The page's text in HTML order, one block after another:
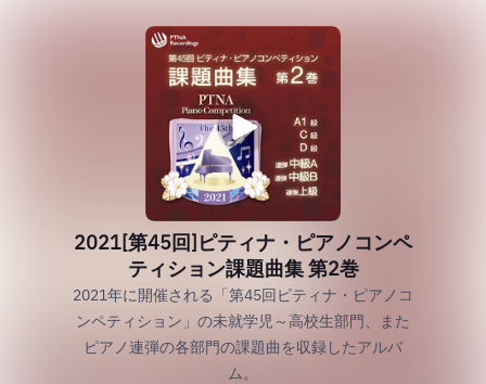
2021[第45回]ピティナ・ピアノコンペ
ティション課題曲集 第2巻
2021年に開催される「第45回ピティナ・ピアノコ
ンペティション」の未就学児～高校生部門、また
ピアノ連弾の各部門の課題曲を収録したアルバ
ム。